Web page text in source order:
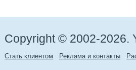
Copyright © 2002-2026.
Стать клиентом Реклама и контакты